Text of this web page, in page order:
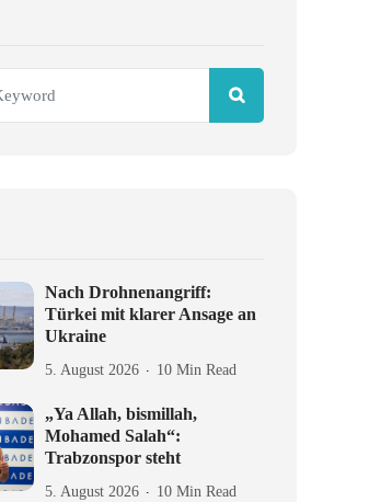
Nach Drohnenangriff:
Türkei mit klarer Ansage an
Ukraine
5. August 2026 10 Min Read
„Ya Allah, bismillah,
Mohamed Salah“:
Trabzonspor steht
5. August 2026 10 Min Read